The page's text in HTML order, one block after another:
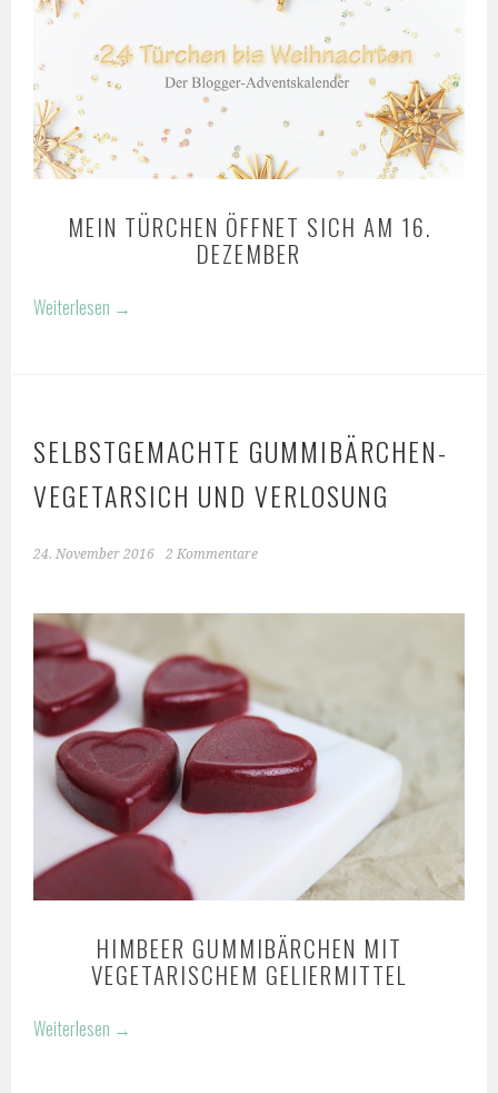
MEIN TÜRCHEN ÖFFNET SICH AM 16.
DEZEMBER
Weiterlesen →
SELBSTGEMACHTE GUMMIBÄRCHEN-
VEGETARSICH UND VERLOSUNG
24. November 2016 2 Kommentare
HIMBEER GUMMIBÄRCHEN MIT
VEGETARISCHEM GELIERMITTEL
Weiterlesen →